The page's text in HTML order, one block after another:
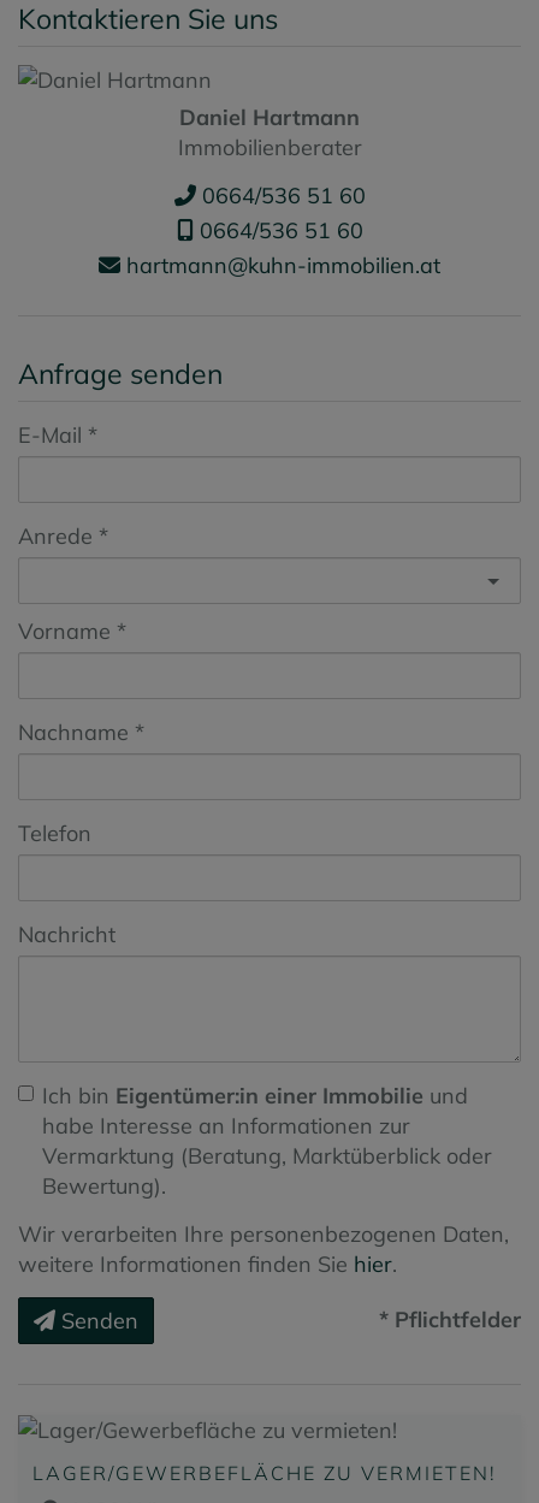
Kontaktieren Sie uns
Daniel Hartmann
Immobilienberater
0664/536 51 60
0664/536 51 60
hartmann@kuhn-immobilien.at
Anfrage senden
E-Mail
Anrede
Vorname
Nachname
Telefon
Nachricht
Ich bin Eigentümer:in einer Immobilie und
habe Interesse an Informationen zur
Vermarktung (Beratung, Marktüberblick oder
Bewertung).
Wir verarbeiten Ihre personenbezogenen Daten,
weitere Informationen finden Sie hier.
Senden * Pflichtfelder
LAGER/GEWERBEFLÄCHE ZU VERMIETEN!